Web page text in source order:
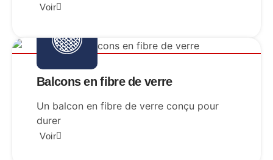
Voir
Balcons en fibre de verre
Un balcon en fibre de verre conçu pour
durer
Voir